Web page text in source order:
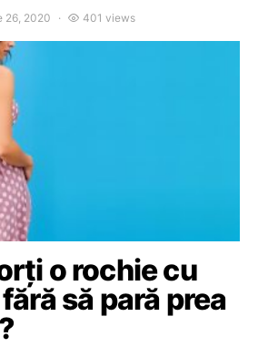
26, 2020 401 views
o rochie cu
să pară prea